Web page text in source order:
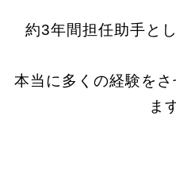
約3年間担任助手と
本当に多くの経験を
ま